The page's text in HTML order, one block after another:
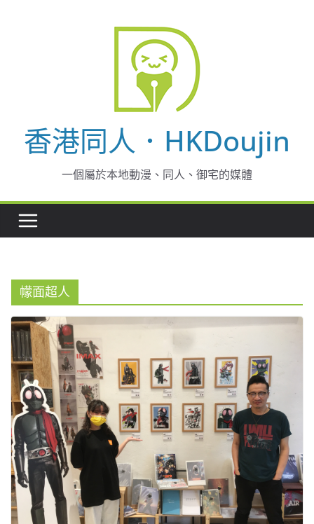
香港同人．HKDoujin
一個屬於本地動漫、同人、御宅的媒體
幪面超人